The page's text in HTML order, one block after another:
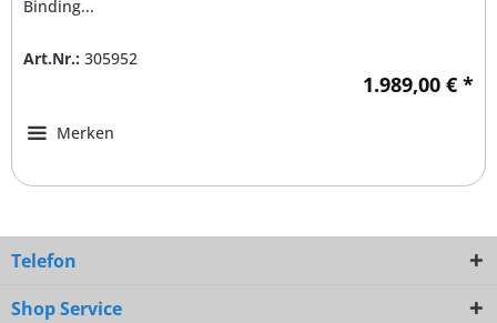
Binding...
Art.Nr.: 305952
1.989,00 € *
Merken
Telefon
Shop Service